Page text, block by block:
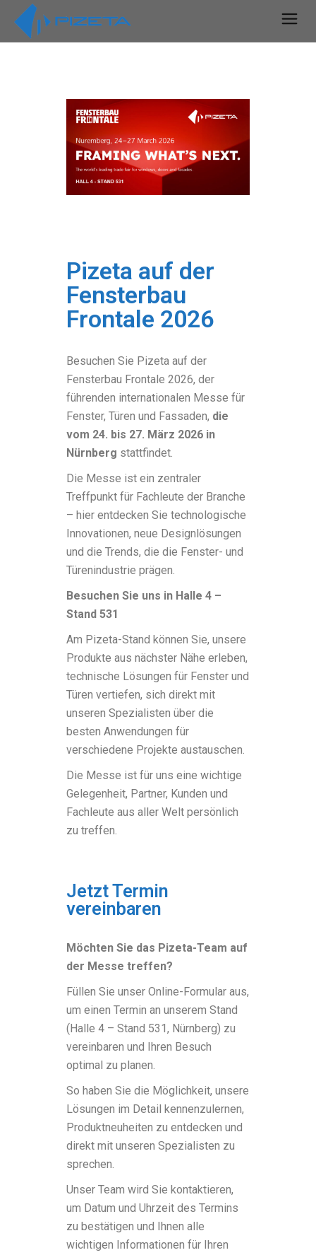
Pizeta auf der
Fensterbau
Frontale 2026
Besuchen Sie Pizeta auf der
Fensterbau Frontale 2026, der
führenden internationalen Messe für
Fenster, Türen und Fassaden, die
vom 24. bis 27. März 2026 in
Nürnberg stattfindet.
Die Messe ist ein zentraler
Treffpunkt für Fachleute der Branche
– hier entdecken Sie technologische
Innovationen, neue Designlösungen
und die Trends, die die Fenster- und
Türenindustrie prägen.
Besuchen Sie uns in Halle 4 –
Stand 531
Am Pizeta-Stand können Sie, unsere
Produkte aus nächster Nähe erleben,
technische Lösungen für Fenster und
Türen vertiefen, sich direkt mit
unseren Spezialisten über die
besten Anwendungen für
verschiedene Projekte austauschen.
Die Messe ist für uns eine wichtige
Gelegenheit, Partner, Kunden und
Fachleute aus aller Welt persönlich
zu treffen.
Jetzt Termin
vereinbaren
Möchten Sie das Pizeta-Team auf
der Messe treffen?
Füllen Sie unser Online-Formular aus,
um einen Termin an unserem Stand
(Halle 4 – Stand 531, Nürnberg) zu
vereinbaren und Ihren Besuch
optimal zu planen.
So haben Sie die Möglichkeit, unsere
Lösungen im Detail kennenzulernen,
Produktneuheiten zu entdecken und
direkt mit unseren Spezialisten zu
sprechen.
Unser Team wird Sie kontaktieren,
um Datum und Uhrzeit des Termins
zu bestätigen und Ihnen alle
wichtigen Informationen für Ihren